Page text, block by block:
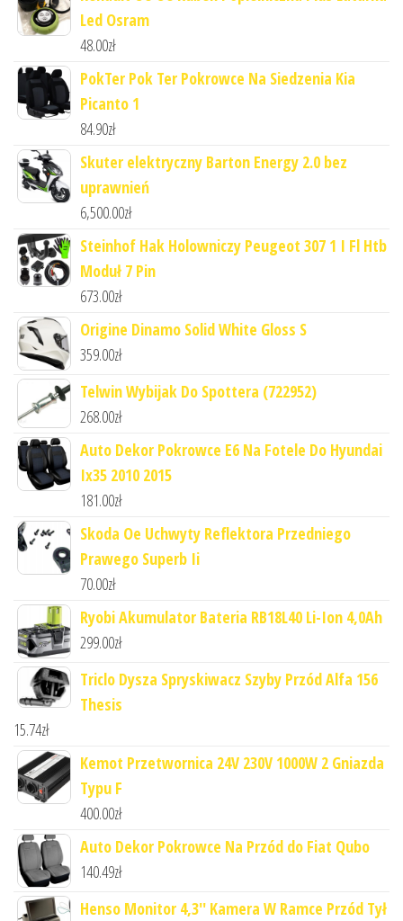
Led Osram
48.00zł
PokTer Pok Ter Pokrowce Na Siedzenia Kia
Picanto 1
84.90zł
Skuter elektryczny Barton Energy 2.0 bez
uprawnień
6,500.00zł
Steinhof Hak Holowniczy Peugeot 307 1 I Fl Htb
Moduł 7 Pin
673.00zł
Origine Dinamo Solid White Gloss S
359.00zł
Telwin Wybijak Do Spottera (722952)
268.00zł
Auto Dekor Pokrowce E6 Na Fotele Do Hyundai
Ix35 2010 2015
181.00zł
Skoda Oe Uchwyty Reflektora Przedniego
Prawego Superb Ii
70.00zł
Ryobi Akumulator Bateria RB18L40 Li-Ion 4,0Ah
299.00zł
Triclo Dysza Spryskiwacz Szyby Przód Alfa 156
Thesis
15.74zł
Kemot Przetwornica 24V 230V 1000W 2 Gniazda
Typu F
400.00zł
Auto Dekor Pokrowce Na Przód do Fiat Qubo
140.49zł
Henso Monitor 4,3'' Kamera W Ramce Przód Tył